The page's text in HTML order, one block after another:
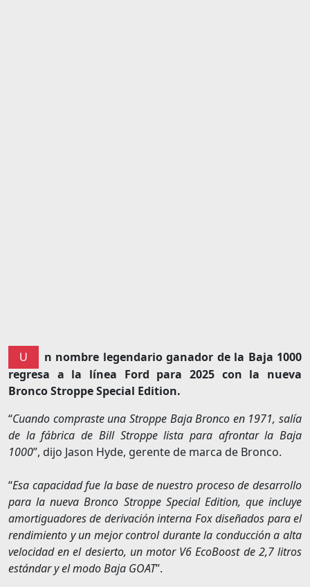
U
n nombre legendario ganador de la Baja 1000
regresa a la línea Ford para 2025 con la nueva
Bronco Stroppe Special Edition.
“Cuando compraste una Stroppe Baja Bronco en 1971, salía
de la fábrica de Bill Stroppe lista para afrontar la Baja
1000”, dijo Jason Hyde, gerente de marca de Bronco.
“Esa capacidad fue la base de nuestro proceso de desarrollo
para la nueva Bronco Stroppe Special Edition, que incluye
amortiguadores de derivación interna Fox diseñados para el
rendimiento y un mejor control durante la conducción a alta
velocidad en el desierto, un motor V6 EcoBoost de 2,7 litros
estándar y el modo Baja GOAT”.